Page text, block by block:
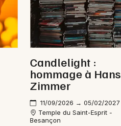
Candlelight :
hommage à Hans
Zimmer
11/09/2026 → 05/02/2027
Temple du Saint-Esprit -
Besançon